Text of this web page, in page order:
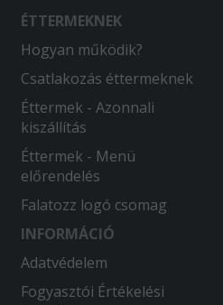
ÉTTERMEKNEK
Hogyan működik?
Csatlakozás éttermeknek
Éttermek - Azonnali
kiszállítás
Éttermek - Menü
előrendelés
Falatozz logó csomag
INFORMÁCIÓ
Adatvédelem
Fogyasztói Értékelési